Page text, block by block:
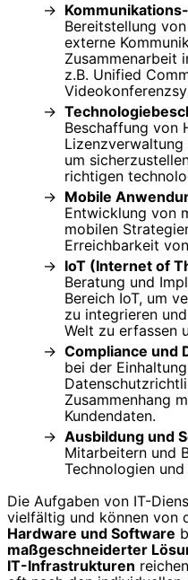
Bereitstellung
externe
Zusammenarbeit
z.B. Unified
Beschaffung von
Lizenzverwaltung
um
richtigen
Mobile
Entwicklung von
mobilen
Erreichbarkeit
IoT (Internet of
Beratung und
Bereich IoT, um
zu integrieren
Welt zu erfassen
Compliance und
bei der
Zusammenhang
Kundendaten.
Ausbildung und
Mitarbeitern und
Technologien und
Die Aufgaben von IT-
vielfältig und können von
Hardware und Software
maßgeschneiderter
IT-Infrastrukturen